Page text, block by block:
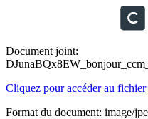
Document joint:
Cliquez pour accéder au fichier
Format du document: image/